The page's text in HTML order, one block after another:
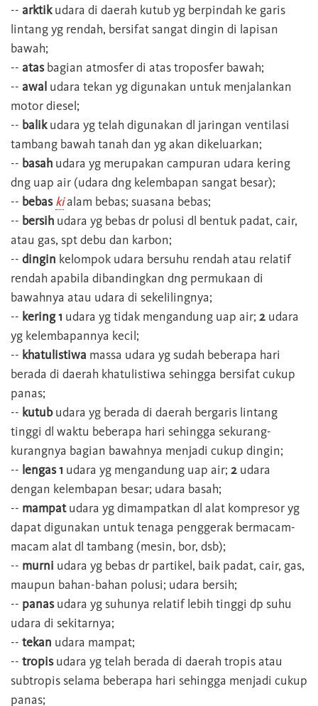
-- arktikudara di daerah kutub yg berpindah ke garis
lintang yg rendah, bersifat sangat dingin di lapisan
bawah;
-- atasbagian atmosfer di atas troposfer bawah;
-- awal udara tekan yg digunakan untuk menjalankan
motor diesel;
-- balikudara yg telah digunakan dl jaringan ventilasi
tambang bawah tanah dan yg akan dikeluarkan;
-- basah udara yg merupakan campuran udara kering
dng uap air (udara dng kelembapan sangat besar);
-- bebas kialam bebas; suasana bebas;
-- bersih udara yg bebas dr polusi dl bentuk padat, cair,
atau gas, spt debu dan karbon;
-- dingin kelompok udara bersuhu rendah atau relatif
rendah apabila dibandingkan dng permukaan di
bawahnya atau udara di sekelilingnya;
-- kering 1 udara yg tidak mengandung uap air; 2 udara
yg kelembapannya kecil;
-- khatulistiwa massa udara yg sudah beberapa hari
berada di daerah khatulistiwa sehingga bersifat cukup
panas;
-- kutubudara yg berada di daerah bergaris lintang
tinggi dl waktu beberapa hari sehingga sekurang-
kurangnya bagian bawahnya menjadi cukup dingin;
-- lengas 1 udara yg mengandung uap air; 2 udara
dengan kelembapan besar; udara basah;
-- mampatudara yg dimampatkan dl alat kompresor yg
dapat digunakan untuk tenaga penggerak bermacam-
macam alat dl tambang (mesin, bor, dsb);
-- murni udara yg bebas dr partikel, baik padat, cair, gas,
maupun bahan-bahan polusi; udara bersih;
-- panasudara yg suhunya relatif lebih tinggi dp suhu
udara di sekitarnya;
-- tekan udara mampat;
-- tropisudara yg telah berada di daerah tropis atau
subtropis selama beberapa hari sehingga menjadi cukup
panas;